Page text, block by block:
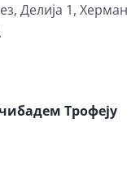
Делија 1, Херман
Трофеју